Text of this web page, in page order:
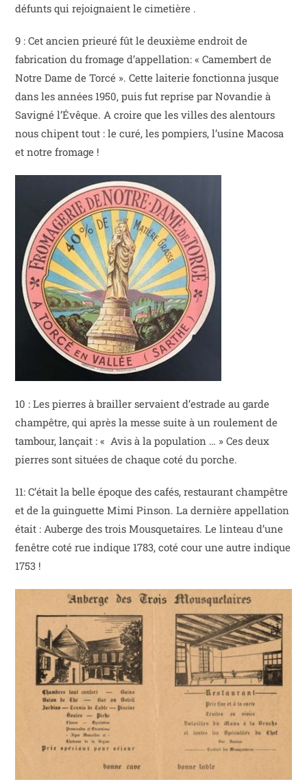
défunts qui rejoignaient le cimetière .
9 : Cet ancien prieuré fût le deuxième endroit de
fabrication du fromage d’appellation: « Camembert de
Notre Dame de Torcé ». Cette laiterie fonctionna jusque
dans les années 1950, puis fut reprise par Novandie à
Savigné l’Évêque. A croire que les villes des alentours
nous chipent tout : le curé, les pompiers, l’usine Macosa
et notre fromage !
10 : Les pierres à brailler servaient d’estrade au garde
champêtre, qui après la messe suite à un roulement de
tambour, lançait : « Avis à la population … » Ces deux
pierres sont situées de chaque coté du porche.
11: C’était la belle époque des cafés, restaurant champêtre
et de la guinguette Mimi Pinson. La dernière appellation
était : Auberge des trois Mousquetaires. Le linteau d’une
fenêtre coté rue indique 1783, coté cour une autre indique
1753 !